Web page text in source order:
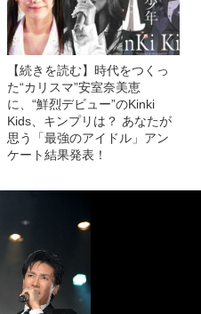
【続きを読む】時代をつくっ
た“カリスマ”安室奈美恵
に、“鮮烈デビュー”のKinki
Kids、キンプリは？ あなたが
思う「最強のアイドル」アン
ケート結果発表！